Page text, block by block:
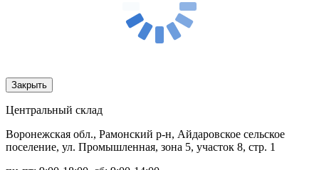
Закрыть
Центральный склад
Воронежская обл., Рамонский р-н, Айдаровское сельское
поселение, ул. Промышленная, зона 5, участок 8, стр. 1